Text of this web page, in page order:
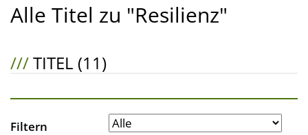
Alle Titel zu "Resilienz"
///TITEL (11)
Filtern